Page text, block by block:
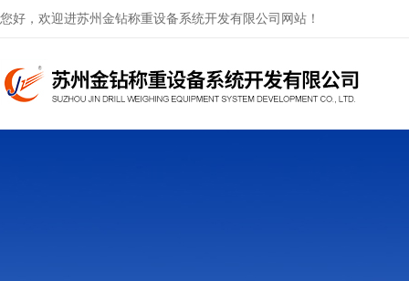
您好，欢迎进苏州金钻称重设备系统开发有限公司网站！